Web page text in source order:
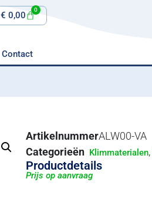
€ 0,00
0
Contact
ArtikelnummerALW00-VA
Categorieën Klimmaterialen,
Productdetails
Prijs op aanvraag